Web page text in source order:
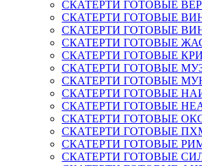
СКАТЕРТИ ГОТОВЫЕ
СКАТЕРТИ ГОТОВЫЕ
СКАТЕРТИ ГОТОВЫЕ
СКАТЕРТИ ГОТОВЫЕ
СКАТЕРТИ ГОТОВЫЕ
СКАТЕРТИ ГОТОВЫЕ
СКАТЕРТИ ГОТОВЫЕ
СКАТЕРТИ ГОТОВЫЕ
СКАТЕРТИ ГОТОВЫЕ
СКАТЕРТИ ГОТОВЫЕ
СКАТЕРТИ ГОТОВЫЕ ПХМ
СКАТЕРТИ ГОТОВЫЕ
СКАТЕРТИ ГОТОВЫЕ